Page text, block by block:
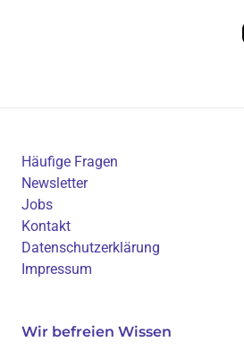
Häufige Fragen
Newsletter
Jobs
Kontakt
Datenschutzerklärung
Impressum
Wir befreien Wissen